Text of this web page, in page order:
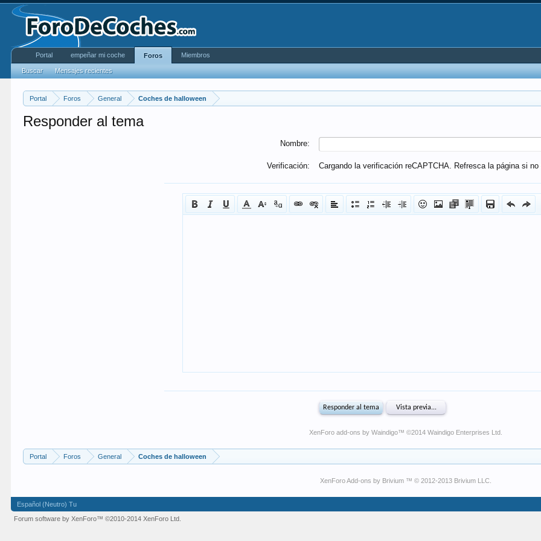
Portal Foros General Coches de halloween
Responder al tema
Nombre:
Verificación: Cargando la verificación reCAPTCHA. Refresca la página si no
XenForo add-ons by Waindigo™ ©2014 Waindigo Enterprises Ltd
Portal Foros General Coches de halloween
XenForo Add-ons by Brivium ™ © 2012-2013 Brivium LLC.
Portal empeñar mi coche Foros
Buscar Mensajes recientes
Miembros
Español (Neutro) Tu
Forum software by XenForo™©2010-2014 XenForo Ltd.